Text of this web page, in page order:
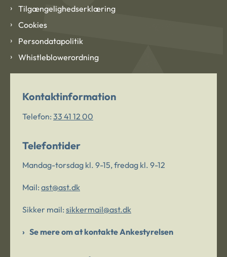
Tilgængelighedserklæring
Cookies
Persondatapolitik
Whistleblowerordning
Kontaktinformation
Telefon: 33 41 12 00
Telefontider
Mandag-torsdag kl. 9-15, fredag kl. 9-12
Mail: ast@ast.dk
Sikker mail: sikkermail@ast.dk
Se mere om at kontakte Ankestyrelsen